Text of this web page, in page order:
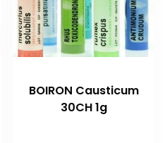
BOIRON Causticum
30CH 1g